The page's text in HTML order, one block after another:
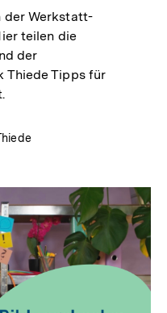
der Werkstatt-
teilen die
der
Thiede Tipps für